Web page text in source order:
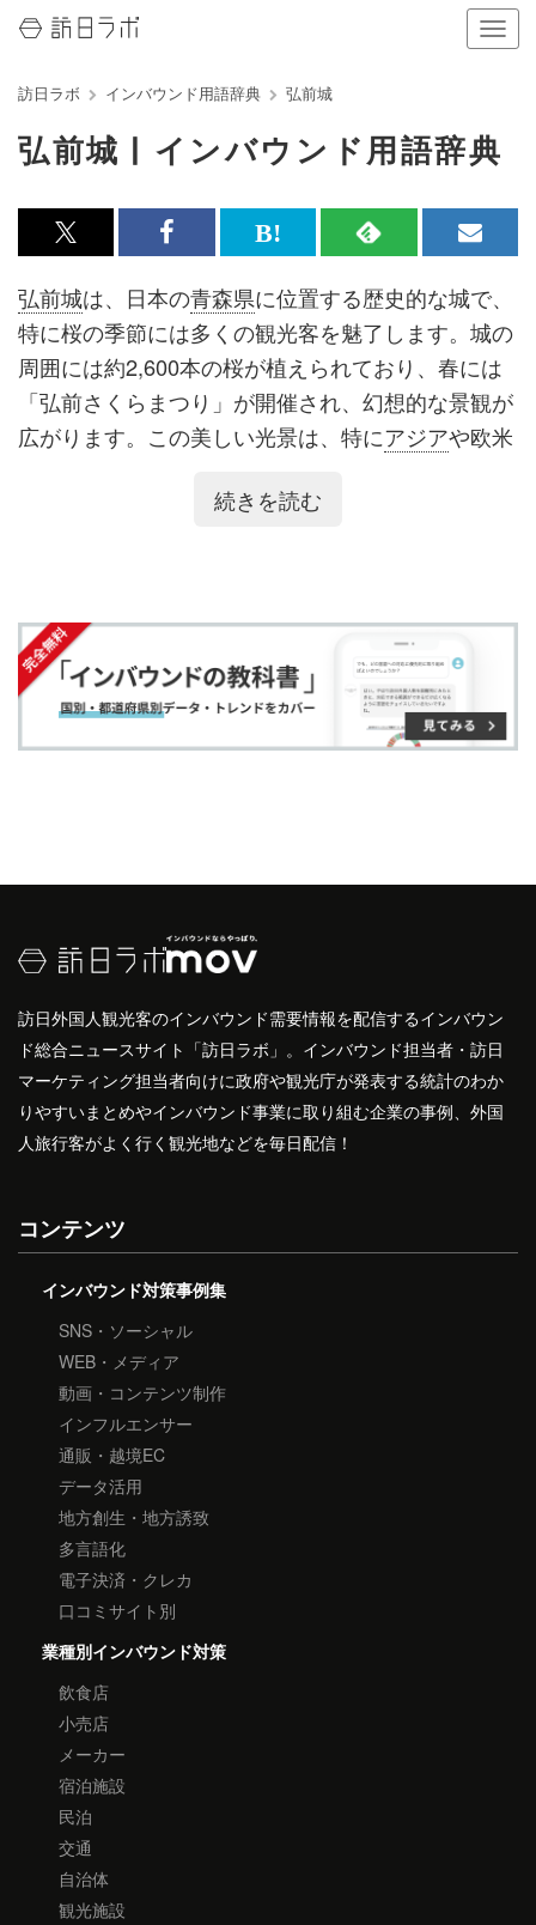
ナ
ビ
ョ
切
替
え
る
訪日ラボ インバウンド用語辞典 弘前城
弘前城 | インバウンド用語辞典
x<br>
で
記
事
を
シ
Facebook<br>
で
記
事
を
シ
は
て
な
ブ
ッ
ク
ー
追
加
RSS
で
記
事
を
購
メ
ル
マ
ガ
登
録
弘前城は、日本の青森県に位置する歴史的な城で、
特に桜の季節には多くの観光客を魅了します。城の
周囲には約2,600本の桜が植えられており、春には
「弘前さくらまつり」が開催され、幻想的な景観が
広がります。この美しい光景は、特にアジアや欧米
訪れる外国人観光客の多くは、
は数万人規模の観光客が訪れることもあります。
人気のスポットとしては、天守閣や本丸、そして桜
のトンネルが挙げられます。特に、夜間のライトア
ップされた桜は、訪問者にとって忘れられない体験
続きを読む
訪日外国人観光客のインバウンド需要情報を配信するインバウン
ド総合ニュースサイト「訪日ラボ」。インバウンド担当者・訪日
マーケティング担当者向けに政府や観光庁が発表する統計のわか
りやすいまとめやインバウンド事業に取り組む企業の事例、外国
人旅行客がよく行く観光地などを毎日配信！
コンテンツ
インバウンド対策事例集
SNS・ソーシャル
WEB・メディア
動画・コンテンツ制作
インフルエンサー
通販・越境EC
データ活用
地方創生・地方誘致
多言語化
電子決済・クレカ
口コミサイト別
業種別インバウンド対策
飲食店
小売店
メーカー
宿泊施設
民泊
交通
自治体
観光施設